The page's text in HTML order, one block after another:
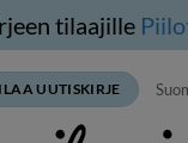
tilaajille
UUTISKIRJE